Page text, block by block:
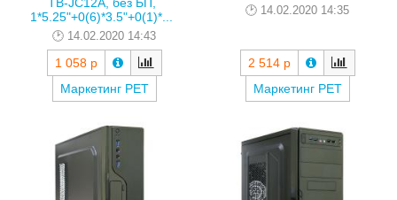
TB-JC12A, без БП,
1*5.25"+0(6)*3.5"+0(1)*...
14.02.2020 14:43
1 058 р
Маркетинг РЕТ
14.02.2020 14:35
2 514 р
Маркетинг РЕТ